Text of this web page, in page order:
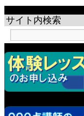
サイト内検索